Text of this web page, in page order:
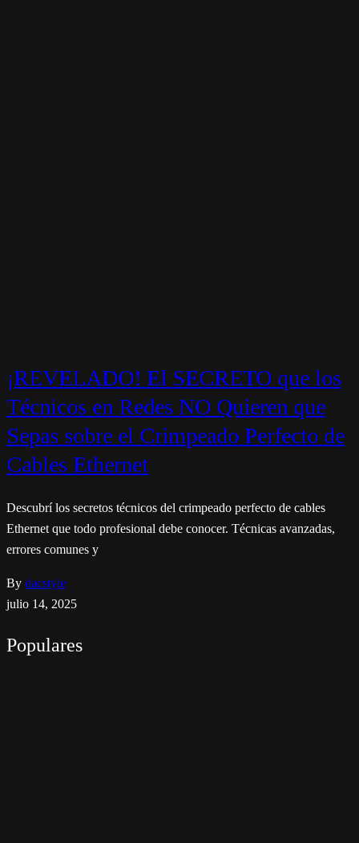
¡REVELADO! El SECRETO que los
Técnicos en Redes NO Quieren que
Sepas sobre el Crimpeado Perfecto de
Cables Ethernet
Descubrí los secretos técnicos del crimpeado perfecto de cables
Ethernet que todo profesional debe conocer. Técnicas avanzadas,
errores comunes y
By dacstyle
julio 14, 2025
Populares